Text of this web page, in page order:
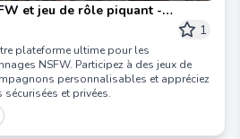
et jeu de rôle piquant -
1
plateforme ultime pour les
NSFW. Participez à des jeux de
personnalisables et appréciez
et privées.